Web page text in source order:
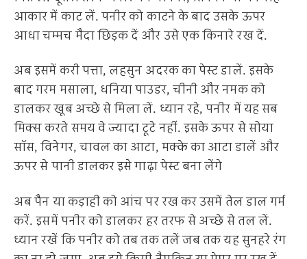
आकार में काट लें. पनीर को काटने के बाद उसके ऊपर
आधा चम्मच मैदा छिड़क दें और उसे एक किनारे रख दें.
अब इसमें करी पत्ता, लहसुन अदरक का पेस्ट डालें. इसके
बाद गरम मसाला, धनिया पाउडर, चीनी और नमक को
डालकर खूब अच्छे से मिला लें. ध्यान रहे, पनीर में यह सब
मिक्स करते समय वे ज्यादा टूटे नहीं. इसके ऊपर से सोया
सॉस, विनेगर, चावल का आटा, मक्के का आटा डालें और
ऊपर से पानी डालकर इसे गाढ़ा पेस्ट बना लेंगे
अब पैन या कड़ाही को आंच पर रख कर उसमें तेल डाल गर्म
करें. इसमें पनीर को डालकर हर तरफ से अच्छे से तल लें.
ध्यान रखें कि पनीर को तब तक तलें जब तक यह सुनहरे रंग